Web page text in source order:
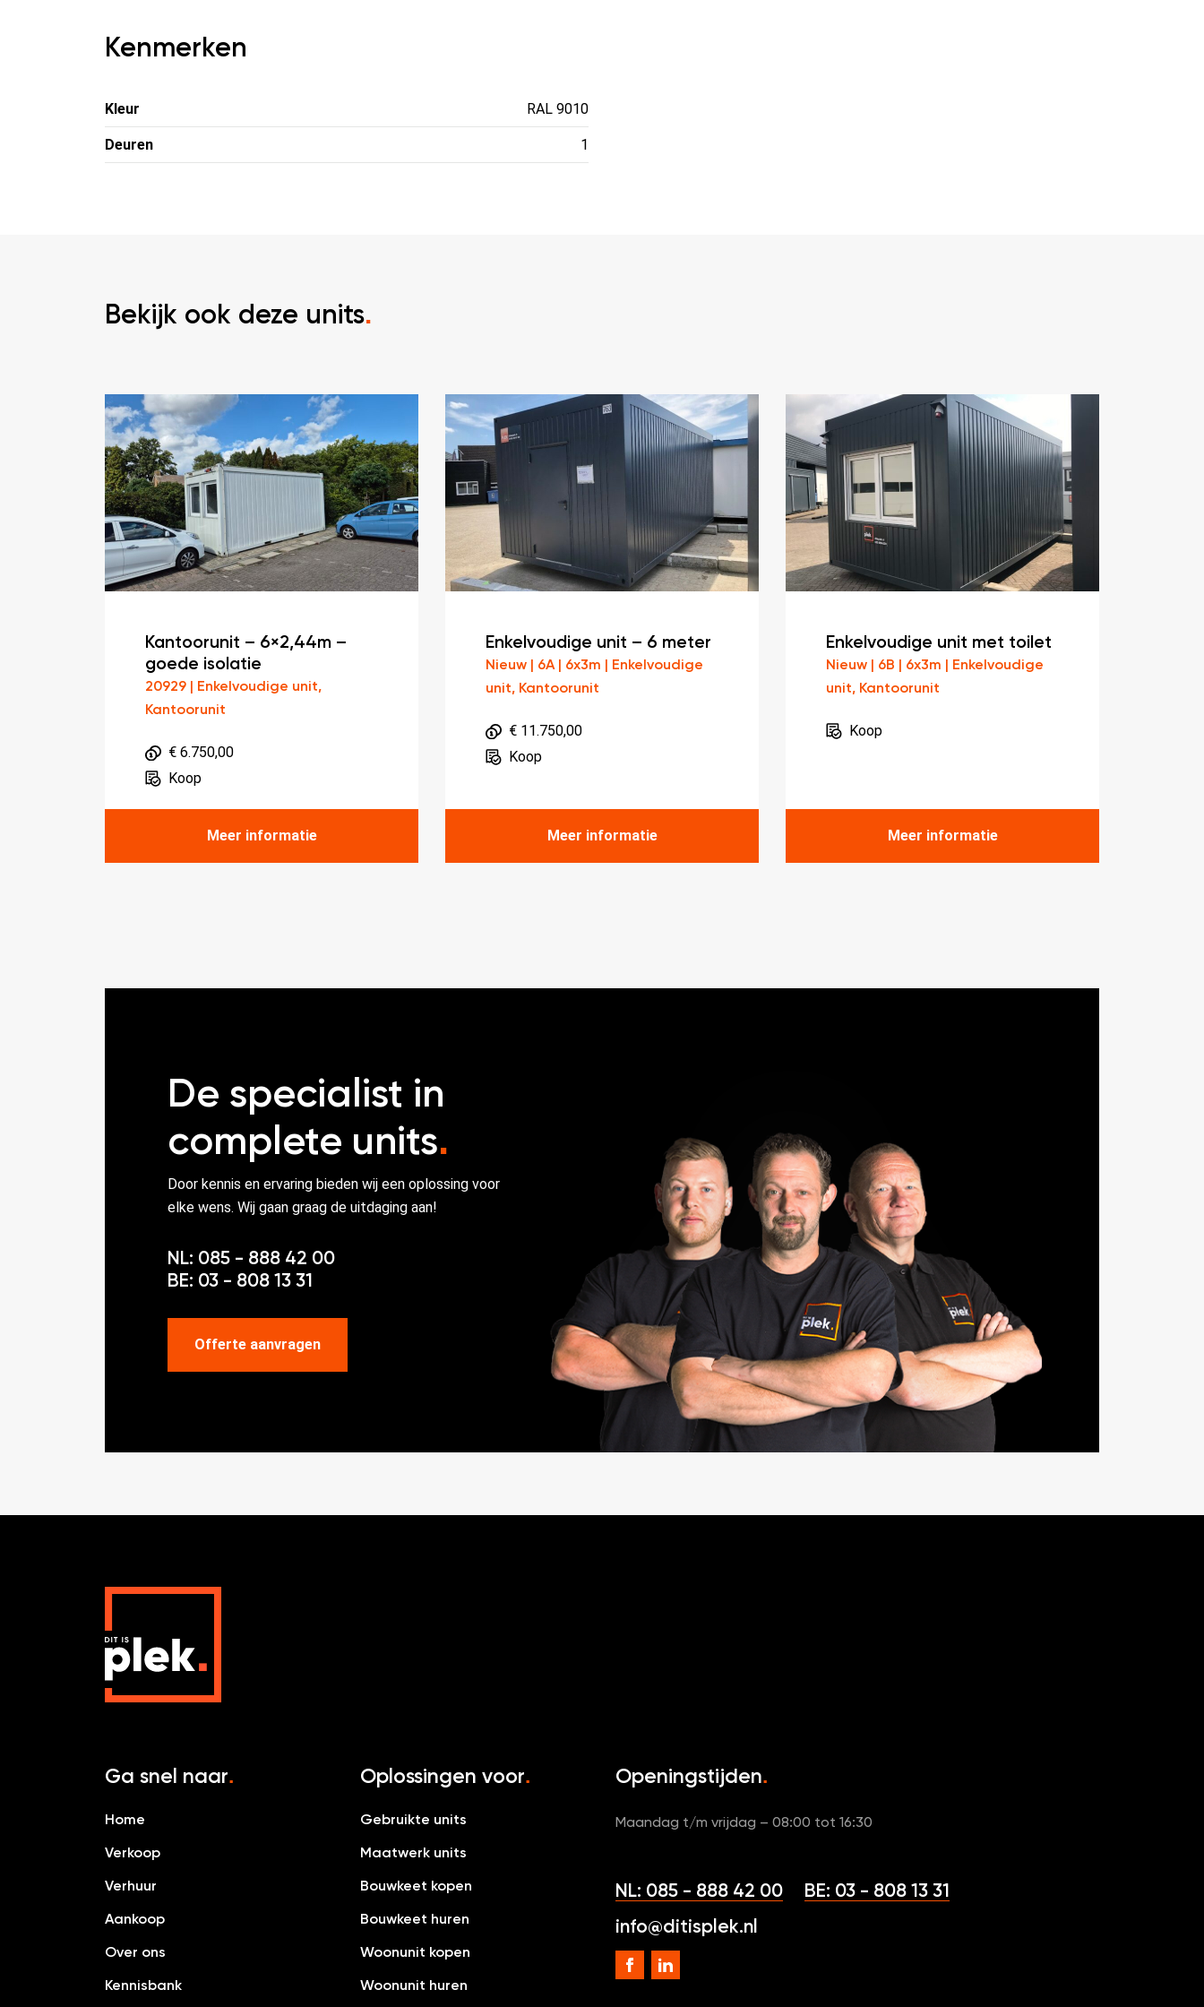
Kenmerken
Kleur RAL 9010
Deuren 1
Bekijk ook deze units.
Kantoorunit – 6×2,44m –
goede isolatie
20929 | Enkelvoudige unit,
Kantoorunit
€ 6.750,00
Koop
Meer informatie
Enkelvoudige unit – 6 meter
Nieuw | 6A | 6x3m | Enkelvoudige
unit, Kantoorunit
€ 11.750,00
Koop
Meer informatie
Enkelvoudige unit met toilet
Nieuw | 6B | 6x3m | Enkelvoudige
unit, Kantoorunit
Koop
Meer informatie
De specialist in
complete units.
Door kennis en ervaring bieden wij een oplossing voor
elke wens. Wij gaan graag de uitdaging aan!
NL: 085 - 888 42 00
BE: 03 - 808 13 31
Offerte aanvragen
Ga snel naar.
Home
Verkoop
Verhuur
Aankoop
Over ons
Kennisbank
Oplossingen voor.
Gebruikte units
Maatwerk units
Bouwkeet kopen
Bouwkeet huren
Woonunit kopen
Woonunit huren
Openingstijden.
Maandag t/m vrijdag – 08:00 tot 16:30
NL: 085 - 888 42 00
BE: 03 - 808 13 31
info@ditisplek.nl